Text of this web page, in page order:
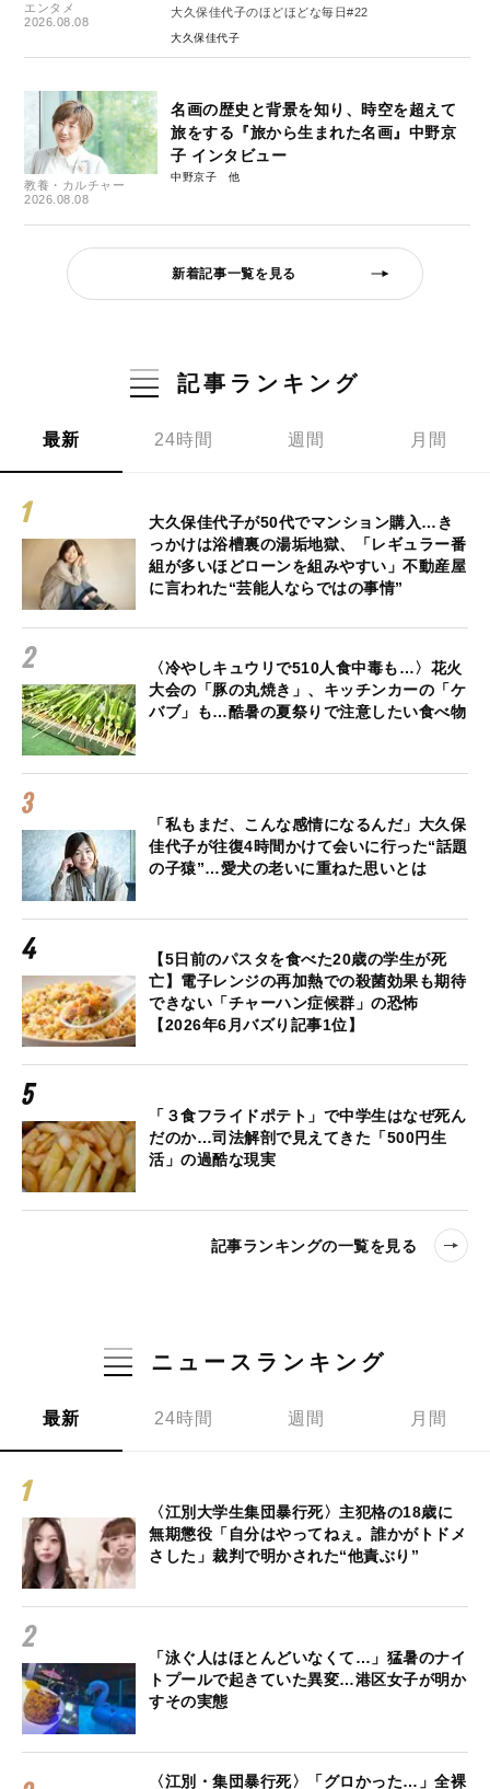
エンタメ
2026.08.08
大久保佳代子のほどほどな毎日#22
大久保佳代子
教養・カルチャー
2026.08.08
名画の歴史と背景を知り、時空を超えて
旅をする『旅から生まれた名画』中野京
子 インタビュー
中野京子
新着記事一覧を見る
記事ランキング
最新 24時間 週間 月間
大久保佳代子が50代でマンション購入…き
っかけは浴槽裏の湯垢地獄、「レギュラー番
組が多いほどローンを組みやすい」不動産屋
に言われた“芸能人ならではの事情”
〈冷やしキュウリで510人食中毒も…〉花火
大会の「豚の丸焼き」、キッチンカーの「ケ
バブ」も…酷暑の夏祭りで注意したい食べ物
「私もまだ、こんな感情になるんだ」大久保
佳代子が往復4時間かけて会いに行った“話題
の子猿”…愛犬の老いに重ねた思いとは
【5日前のパスタを食べた20歳の学生が死
亡】電子レンジの再加熱での殺菌効果も期待
できない「チャーハン症候群」の恐怖
【2026年6月バズり記事1位】
「３食フライドポテト」で中学生はなぜ死ん
だのか…司法解剖で見えてきた「500円生
活」の過酷な現実
記事ランキングの一覧を見る
ニュースランキング
最新 24時間 週間 月間
〈江別大学生集団暴行死〉主犯格の18歳に
無期懲役「自分はやってねぇ。誰かがトドメ
さした」裁判で明かされた“他責ぶり”
「泳ぐ人はほとんどいなくて…」猛暑のナイ
トプールで起きていた異変…港区女子が明か
すその実態
〈江別・集団暴行死〉「グロかった…」全裸